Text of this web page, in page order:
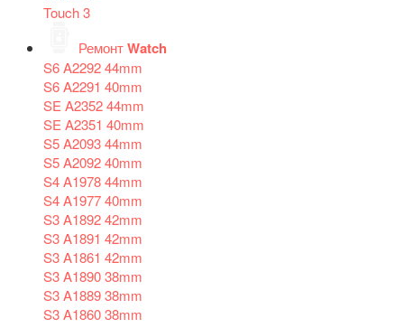
Touch 3
РемонтWatch
S6 A2292 44mm
S6 A2291 40mm
SE A2352 44mm
SE A2351 40mm
S5 A2093 44mm
S5 A2092 40mm
S4 A1978 44mm
S4 A1977 40mm
S3 A1892 42mm
S3 A1891 42mm
S3 A1861 42mm
S3 A1890 38mm
S3 A1889 38mm
S3 A1860 38mm